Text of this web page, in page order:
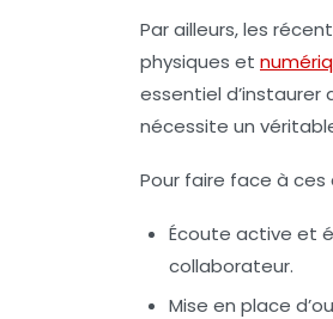
Par ailleurs, les
physiques et
essentiel
nécessite un
Pour faire face à ces
Écoute active et
collaborateur.
Mise en place